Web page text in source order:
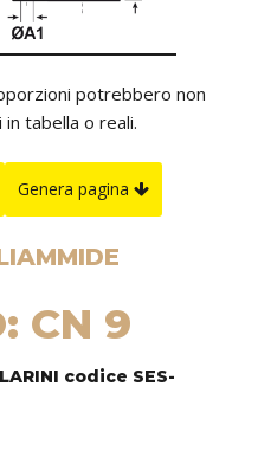
potrebbero non
tabella o reali.
Genera pagina
CN 9
codice SES-